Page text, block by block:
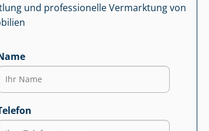
und professionelle Vermarktung von